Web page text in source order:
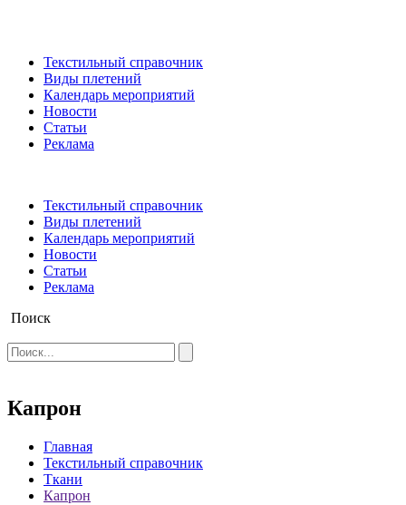
Текстильный справочник
Виды плетений
Календарь мероприятий
Новости
Статьи
Реклама
Текстильный справочник
Виды плетений
Календарь мероприятий
Новости
Статьи
Реклама
Поиск
Капрон
Главная
Текстильный справочник
Ткани
Капрон